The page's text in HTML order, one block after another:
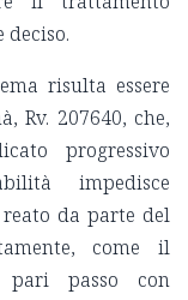
risulta essere
Rv. 207640, che,
progressivo
impedisce
da parte del
come il
passo con